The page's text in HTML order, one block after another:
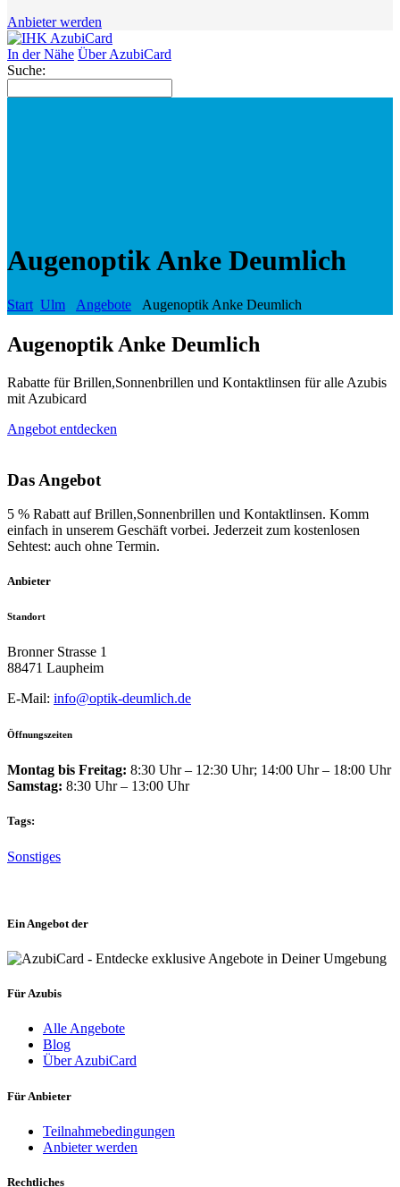
Anbieter werden
In der Nähe Über AzubiCard
Suche:
Augenoptik Anke Deumlich
Start Ulm Angebote Augenoptik Anke Deumlich
Augenoptik Anke Deumlich
Rabatte für Brillen,Sonnenbrillen und Kontaktlinsen für alle Azubis
mit Azubicard
Angebot entdecken
Das Angebot
5 % Rabatt auf Brillen,Sonnenbrillen und Kontaktlinsen. Komm
einfach in unserem Geschäft vorbei. Jederzeit zum kostenlosen
Sehtest: auch ohne Termin.
Anbieter
Standort
Bronner Strasse 1
88471 Laupheim
E-Mail: info@optik-deumlich.de
Öffnungszeiten
Montag bis Freitag: 8:30 Uhr – 12:30 Uhr; 14:00 Uhr – 18:00 Uhr
Samstag: 8:30 Uhr – 13:00 Uhr
Tags:
Sonstiges
Ein Angebot der
Für Azubis
Alle Angebote
Blog
Über AzubiCard
Für Anbieter
Teilnahmebedingungen
Anbieter werden
Rechtliches